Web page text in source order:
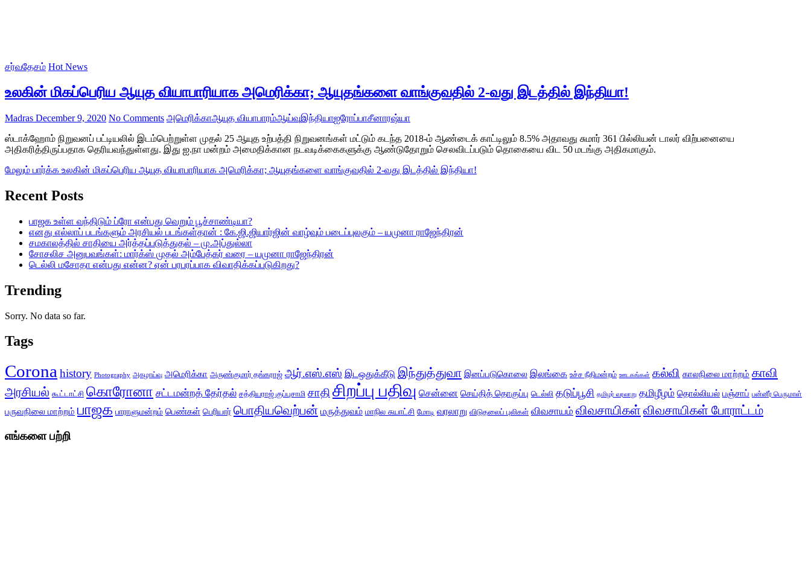
சர்வதேசம் Hot News
உலகின் மிகப்பெரிய ஆயுத வியாபாரியாக அமெரிக்கா; ஆயுதங்களை வாங்குவதில் 2-வது இடத்தில் இந்தியா!
Madras December 9, 2020 No Comments அமெரிக்காஆயுத வியாபாரம்ஆய்வுஇந்தியாஐரோப்பாசீனாரஷ்யா
ஸ்டாக்ஹோம் நிறுவனப் பட்டியலில் இடம்பெற்றுள்ள முதல் 25 ஆயுத உற்பத்தி நிறுவனங்கள் மட்டும் கடந்த 2018-ம் ஆண்டைக் காட்டிலும் 8.5% அதாவது சுமார் 361 பில்லியன் டாலர் விற்பனையை
அதிகரித்திருப்பதாக தெரியவந்துள்ளது. இது ஐ.நா மன்றம் அமைதிக்கான நடவடிக்கைகளுக்கு ஆண்டுதோறும் செலவிடப்படும் தொகையை விட 50 மடங்கு அதிகமாகும்.
மேலும் பார்க்க உலகின் மிகப்பெரிய ஆயுத வியாபாரியாக அமெரிக்கா; ஆயுதங்களை வாங்குவதில் 2-வது இடத்தில் இந்தியா!
Recent Posts
பாஜக உள்ள வந்திடும் ப்ரோ என்பது வெறும் பூச்சாண்டியா?
எனது எல்லாப் படங்களும் அரசியல் படங்கள்தான் : கே.ஜி.ஜியார்ஜின் வாழ்வும் படைப்புலகும் – யமுனா ராஜேந்திரன்
சமகாலத்தில் சாதியை அர்த்தப்படுத்துதல் – மு.அப்துல்லா
சோசலிச அனுபவங்கள்: மார்க்ஸ் முதல் அம்பேத்கர் வரை – யமுனா ராஜேந்திரன்
டெல்லி மசோதா என்பது என்ன? ஏன் பரபரப்பாக விவாதிக்கப்படுகிறது?
Trending
Sorry. No data so far.
Tags
Corona history Photography அகழாய்வு அமெரிக்கா அருண்குமார் தங்கராஜ் ஆர்.எஸ்.எஸ் இடஒதுக்கீடு இந்துத்துவா இனப்படுகொலை இலங்கை உச்ச நீதிமன்றம் ஊடகங்கள் கல்வி காலநிலை மாற்றம் காவி
அரசியல் கூட்டாட்சி கொரோனா சட்டமன்றத் தேர்தல் சத்தியராஜ் குப்புசாமி சாதிசிறப்பு பதிவு சென்னை செய்தித் தொகுப்பு டெல்லி தடுப்பூசி தமிழர் வரலாறு தமிழீழம் தொல்லியல் பஞ்சாப் பன்னீர் பெருமாள்
பருவநிலை மாற்றம் பாஜக பாராளுமன்றம் பெண்கள் பெரியார் பொதியவெற்பன் மருத்துவம் மாநில சுயாட்சி மோடி வரலாறு விடுதலைப் புலிகள் விவசாயம் விவசாயிகள் விவசாயிகள் போராட்டம்
எங்களை பற்றி